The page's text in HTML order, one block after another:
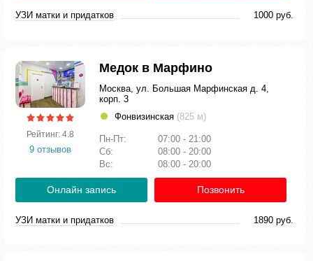
УЗИ матки и придатков 1000 руб.
Рейтинг: 4.8
9 отзывов
Медок в Марфино
Москва, ул. Большая Марфинская д. 4,
корп. 3
Фонвизинская (825 м)
Пн-Пт:
07:00 - 21:00
Сб:
08:00 - 20:00
Вс:
08:00 - 20:00
Онлайн запись Позвонить
УЗИ матки и придатков 1890 руб.